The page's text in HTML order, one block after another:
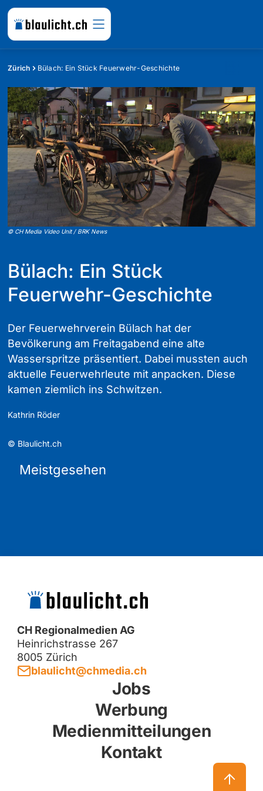
Zürich Bülach: Ein Stück Feuerwehr-Geschichte
© CH Media Video Unit / BRK News
Bülach: Ein Stück
Feuerwehr-Geschichte
Der Feuerwehrverein Bülach hat der
Bevölkerung am Freitagabend eine alte
Wasserspritze präsentiert. Dabei mussten auch
aktuelle Feuerwehrleute mit anpacken. Diese
kamen ziemlich ins Schwitzen.
Kathrin Röder
© Blaulicht.ch
Meistgesehen
CH Regionalmedien AG
Heinrichstrasse 267
8005 Zürich
blaulicht@chmedia.ch
Jobs
Werbung
Medienmitteilungen
Kontakt